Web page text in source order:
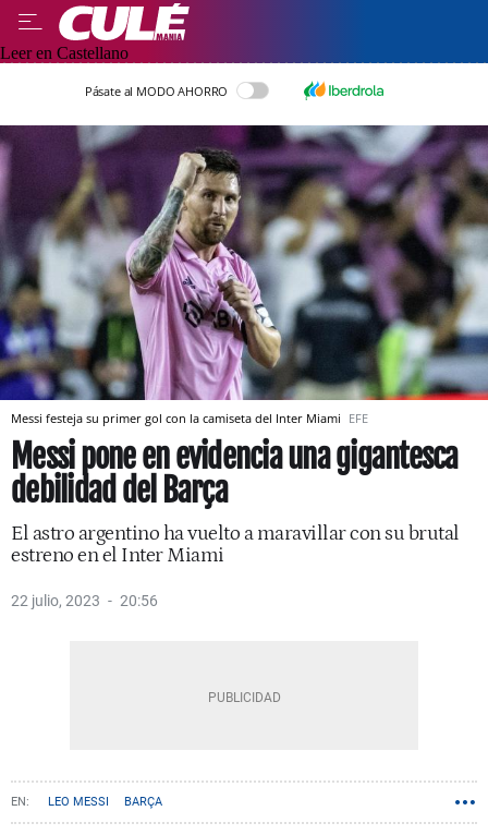
Leer en Castellano
Pásate al MODO AHORRO
Messi festeja su primer gol con la camiseta del Inter Miami EFE
Messi pone en evidencia una gigantesca
debilidad del Barça
El astro argentino ha vuelto a maravillar con su brutal
estreno en el Inter Miami
22 julio, 2023 20:56
LEO MESSI BARÇA